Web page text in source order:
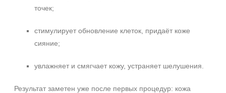
точек;
стимулирует обновление клеток, придаёт коже
сияние;
увлажняет и смягчает кожу, устраняет шелушения.
Результат заметен уже после первых процедур: кожа